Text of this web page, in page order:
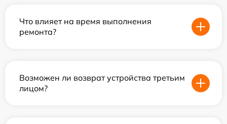
Что влияет на время выполнения
ремонта?
Возможен ли возврат устройства третьим
лицом?